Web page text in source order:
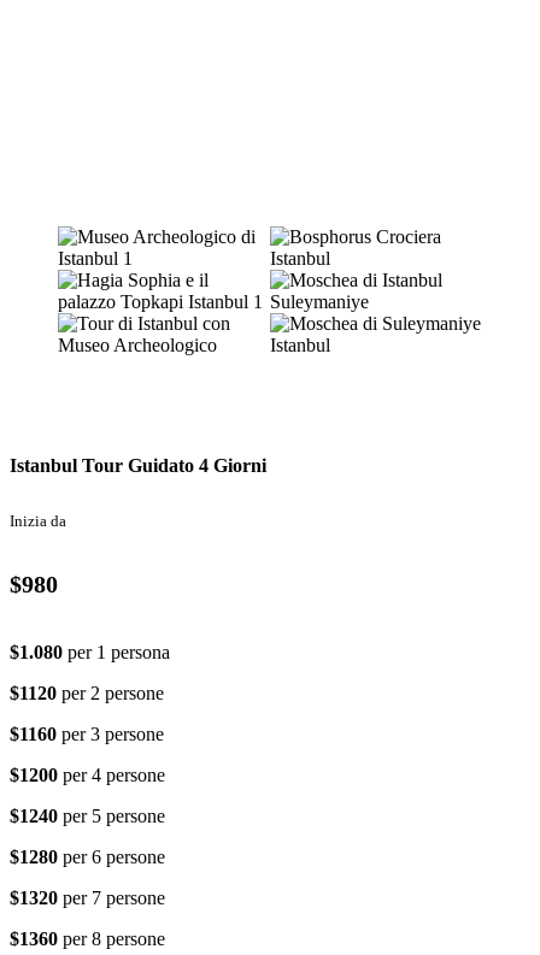
Istanbul Tour Guidato 4 Giorni
Inizia da
$980
$1.080 per 1 persona
$1120 per 2 persone
$1160 per 3 persone
$1200 per 4 persone
$1240 per 5 persone
$1280 per 6 persone
$1320 per 7 persone
$1360 per 8 persone